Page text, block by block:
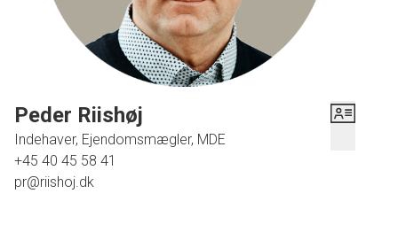
fra til egne søer samt bygningsparcel med gårdsplads, haveanlæg og den
grusbelagte indkørsel, som leder dig fra Vingumvej ind på denne fredfyldte
BEMÆRK !!!!! ................. BESTILLING AF FREMVISNING /
SALGSVURDERING FREDAGE EFTER KL. 14 VIL FØRST EKSPEDERES
Peder Riishøj
Indehaver, Ejendomsmægler, MDE
+45 40 45 58 41
pr@riishoj.dk